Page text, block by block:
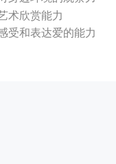
术欣赏能力
受和表达爱的能力